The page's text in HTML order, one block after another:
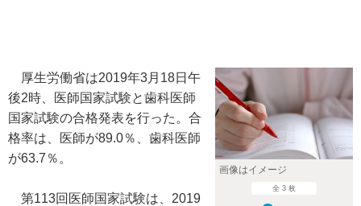
画像はイメージ
全 3 枚
厚生労働省は2019年3月18日午
後2時、医師国家試験と歯科医師
国家試験の合格発表を行った。合
格率は、医師が89.0％、歯科医師
が63.7％。
第113回医師国家試験は、2019